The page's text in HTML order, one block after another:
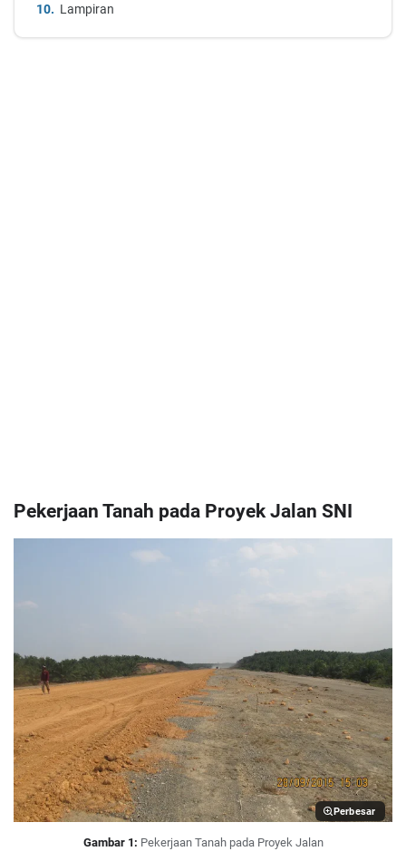
Lampiran
Pekerjaan Tanah pada Proyek Jalan SNI
Perbesar
Gambar 1: Pekerjaan Tanah pada Proyek Jalan